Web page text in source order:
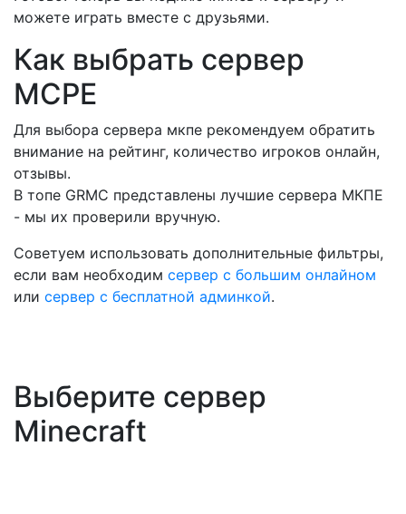
можете играть вместе с друзьями.
Как выбрать сервер
MCPE
Для выбора сервера мкпе рекомендуем обратить
внимание на рейтинг, количество игроков онлайн,
отзывы.
В топе GRMC представлены лучшие сервера МКПЕ
- мы их проверили вручную.
Советуем использовать дополнительные фильтры,
если вам необходим сервер с большим онлайном
или сервер с бесплатной админкой.
Выберите сервер
Minecraft